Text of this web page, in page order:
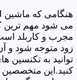
هنگامی که
می شود مهم ترین
مجرب و کاربلد
زود متوجه شود و
توانید به تکنسین
کنید.این متخصصین